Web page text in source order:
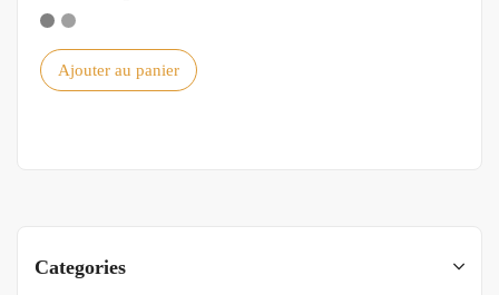
Categories
et Écologique
Ajouter au panier